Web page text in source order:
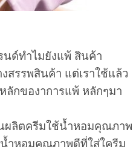
นด์ทำไมยังแพ้ สินค้า
สรรพสินค้า แต่เราใช้แล้ว
ลักของาการแพ้ หลักๆมา
ผลิตครีมใช้น้ำหอมคุณภาพ
ำหอมคุณภาพดีที่ใส่ใครีม